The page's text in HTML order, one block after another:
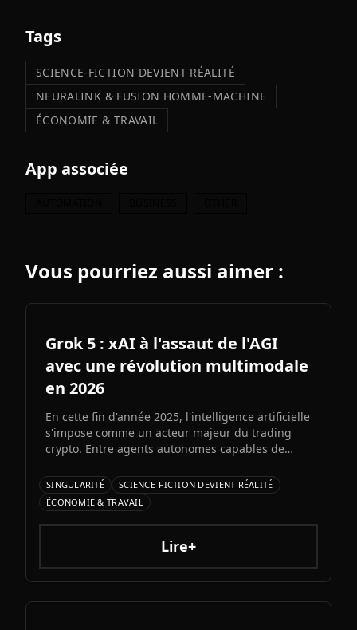
Tags
SCIENCE-FICTION DEVIENT RÉALITÉ
NEURALINK & FUSION HOMME-MACHINE
ÉCONOMIE & TRAVAIL
App associée
Vous pourriez aussi aimer :
Grok 5 : xAI à l'assaut de l'AGI
avec une révolution multimodale
en 2026
En cette fin d'année 2025, l'intelligence artificielle
s'impose comme un acteur majeur du trading
crypto. Entre agents autonomes capables de
d'Elon Musk s'annonce comme l'un des paris les
plus audacieux de l'histoire de l'IA. Entre
architecture colossale, capacités multimodales
natives et ambitions AGI assumées, Grok 5
pourrait redessiner le paysage de l'intelligence
SINGULARITÉ
SCIENCE-FICTION DEVIENT RÉALITÉ
ÉCONOMIE & TRAVAIL
Lire+